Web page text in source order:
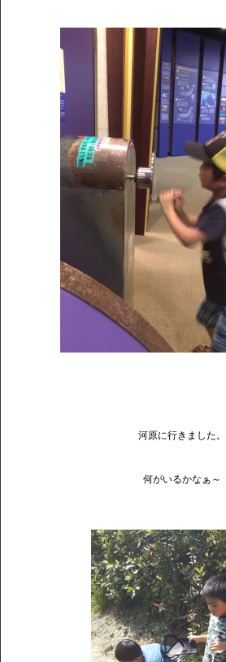
河原に行きました。
何がいるかなぁ～